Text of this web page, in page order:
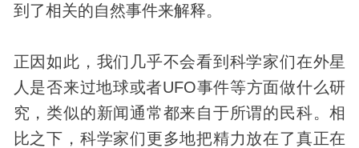
到了相关的自然事件来解释。
正因如此，我们几乎不会看到科学家们在外星
人是否来过地球或者UFO事件等方面做什么研
究，类似的新闻通常都来自于所谓的民科。相
比之下，科学家们更多地把精力放在了真正在